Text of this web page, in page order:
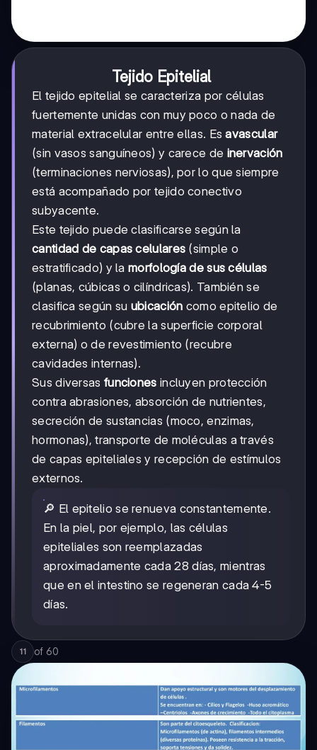
Tejido Epitelial
El tejido epitelial se caracteriza por células
fuertemente unidas con muy poco o nada de
material extracelular entre ellas. Esavascular
(sin vasos sanguíneos) y carece de inervación
(terminaciones nerviosas), por lo que siempre
está acompañado por tejido conectivo
subyacente.
Este tejido puede clasificarse según la
cantidad de capas celulares (simple o
estratificado) y lamorfología de sus células
(planas, cúbicas o cilíndricas). También se
clasifica según su ubicación como epitelio de
recubrimiento (cubre la superficie corporal
externa) o de revestimiento (recubre
cavidades internas).
Sus diversas funciones incluyen protección
contra abrasiones, absorción de nutrientes,
secreción de sustancias (moco, enzimas,
hormonas), transporte de moléculas a través
de capas epiteliales y recepción de estímulos
externos.
🔎 El epitelio se renueva constantemente.
En la piel, por ejemplo, las células
epiteliales son reemplazadas
aproximadamente cada 28 días, mientras
que en el intestino se regeneran cada 4-5
días.
11 of 60